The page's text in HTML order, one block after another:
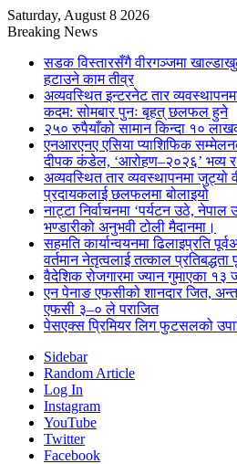
Saturday, August 8 2026
Breaking News
सडक विस्तारसँगै वीरगञ्जमा
हटाउने काम तीव्र
अव्यवस्थित इन्टरनेट तार
कदम: सोमबार पुनः बृहत् छलफल हुने
२५० रुपैयाँको सामान किन्दा १०
एनआरएनए एसिया प्याशिफिक
दीपक कंडेल, ‘आरोहण–२०२६’ भव्य
अव्यवस्थित तार व्यवस्थापनमा जुट्यो
प्रदायकलाई छलफलमा बोलाइयो
नाट्टा निर्वाचनमा ‘पर्यटन उठे, नेपाल
भण्डारीको अनुभवी टोली मैदानमा।
सहमति कार्यान्वयनमा ढिलाइप्रति
वर्तमान नेतृत्वलाई तत्काल प्रतिबद्धता
वैदेशिक रोजगारमा ज्यान गुमाएका १३
एन पेनाङ एफसीको शानदार जित,
एफसी ३–० ले पराजित
पेसएक्स प्रिमियर लिग फुटसलको
Sidebar
Random Article
Log In
Instagram
YouTube
Twitter
Facebook